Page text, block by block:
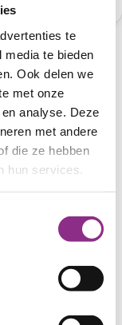
te
te bieden
Ook delen we
met onze
analyse. Deze
met andere
die ze hebben
hun services.
de uitleg
isoleren duurt
steenwol
of steenwol